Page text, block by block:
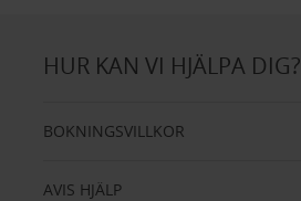
HUR KAN VI HJÄLPA DIG?
BOKNINGSVILLKOR
AVIS HJÄLP